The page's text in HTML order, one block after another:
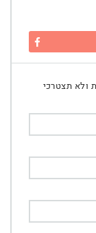
ולא תצטרכי